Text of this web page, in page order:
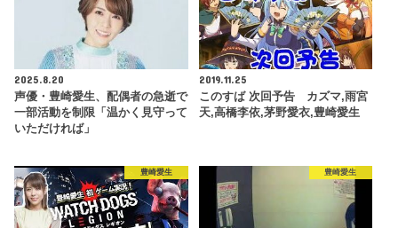
2025.8.20
声優・豊崎愛生、配偶者の急逝で
一部活動を制限「温かく見守って
いただければ」
2019.11.25
このすば 次回予告 カズマ,雨宮
天,高橋李依,茅野愛衣,豊崎愛生
豊崎愛生 豊崎愛生